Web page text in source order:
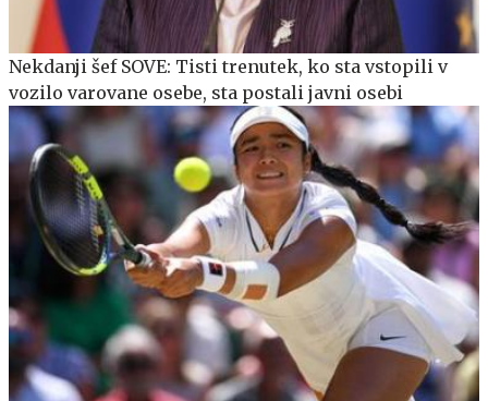
Nekdanji šef SOVE: Tisti trenutek, ko sta vstopili v
vozilo varovane osebe, sta postali javni osebi